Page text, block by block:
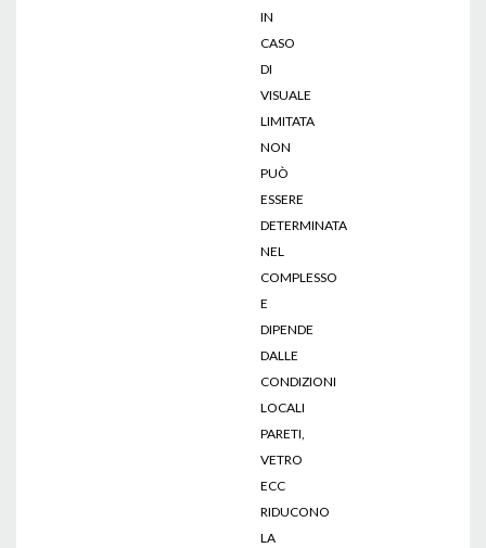
IN
CASO
DI
VISUALE
LIMITATA
NON
PUÒ
ESSERE
DETERMINATA
NEL
COMPLESSO
E
DIPENDE
DALLE
CONDIZIONI
LOCALI
PARETI,
VETRO
ECC
RIDUCONO
LA